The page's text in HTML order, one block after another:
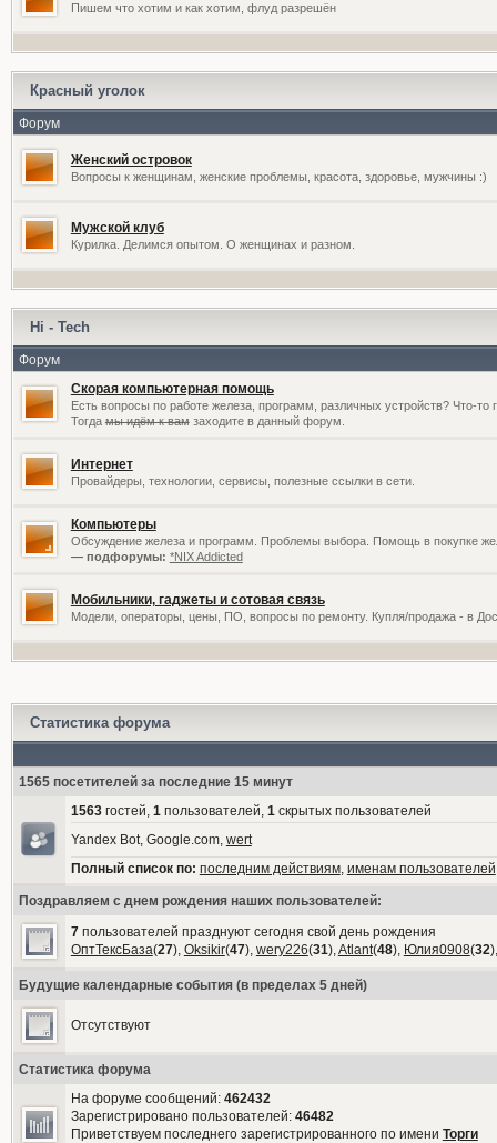
Пишем что хотим и как хотим, флуд разрешён
Красный уголок
Форум
Женский островок
Вопросы к женщинам, женские проблемы, красота, здоровье, мужчины :)
Мужской клуб
Курилка. Делимся опытом. О женщинах и разном.
Hi - Tech
Форум
Скорая компьютерная помощь
Есть вопросы по работе железа, программ, различных устройств? Что-то
Тогдамы идём к вамзаходите в данный форум.
Интернет
Провайдеры, технологии, сервисы, полезные ссылки в сети.
Компьютеры
Обсуждение железа и программ. Проблемы выбора. Помощь в покупке
— подфорумы: *NIX Addicted
Мобильники, гаджеты и сотовая связь
Модели, операторы, цены, ПО, вопросы по ремонту. Купля/продажа - в
Статистика форума
1565 посетителей за последние 15 минут
1563гостей, 1пользователей, 1скрытых пользователей
Yandex Bot, Google.com, wert
Полный список по: последним действиям, именам пользователей
Поздравляем с днем рождения наших пользователей:
7пользователей празднуют сегодня свой день рождения
ОптТексБаза(27), Oksikir(47), wery226(31),Atlant(48), Юлия0908(32
Будущие календарные события (в пределах 5 дней)
Отсутствуют
Статистика форума
На форуме сообщений: 462432
Зарегистрировано пользователей: 46482
Приветствуем последнего зарегистрированного по имени Торги